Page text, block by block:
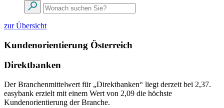
zur Übersicht
Kundenorientierung Österreich
Direktbanken
Der Branchenmittelwert für „Direktbanken“ liegt derzeit bei 2,37.
easybank erzielt mit einem Wert von 2,09 die höchste
Kundenorientierung der Branche.